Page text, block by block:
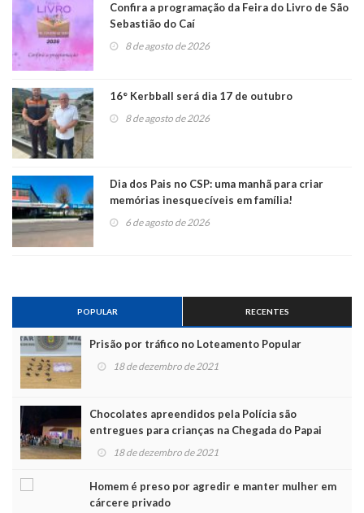
Confira a programação da Feira do Livro de São
Sebastião do Caí
8 de agosto de 2026
16° Kerbball será dia 17 de outubro
8 de agosto de 2026
Dia dos Pais no CSP: uma manhã para criar
memórias inesquecíveis em família!
6 de agosto de 2026
POPULAR RECENTES
Prisão por tráfico no Loteamento Popular
18 de dezembro de 2021
Chocolates apreendidos pela Polícia são
entregues para crianças na Chegada do Papai
Noel 18 de dezembro de 2021
Homem é preso por agredir e manter mulher em
cárcere privado